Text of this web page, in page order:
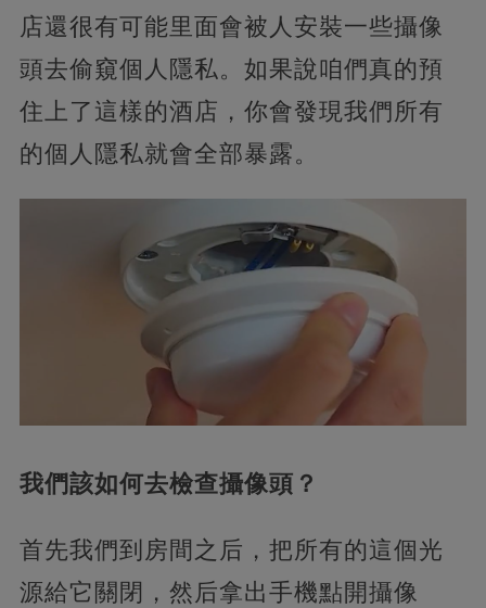
店還很有可能里面會被人安裝一些攝像
頭去偷窺個人隱私。如果說咱們真的預
住上了這樣的酒店，你會發現我們所有
的個人隱私就會全部暴露。
我們該如何去檢查攝像頭？
首先我們到房間之后，把所有的這個光
源給它關閉，然后拿出手機點開攝像